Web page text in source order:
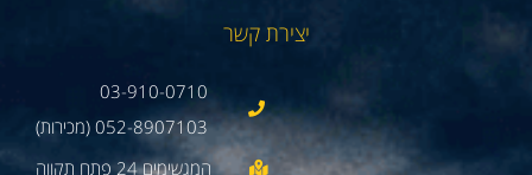
יצירת קשר
03-910-0710
052-8907103 (מכירות)